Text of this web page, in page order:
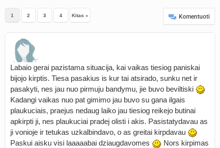
1 2 3 4 Kitas » Komentuoti
Labaio gerai pazistama situacija, kai vaikas tiesiog paniskai
bijojo kirptis. Tiesa pasakius is kur tai atsirado, sunku net ir
pasakyti, nes jau nuo pirmuju bandymu, jie buvo beviltiski
Kadangi vaikas nuo pat gimimo jau buvo su gana ilgais
plaukuciais, praejus nedaug laiko jau tiesiog reikejo butinai
apkirpti ji, nes plaukuciai pradej olisti i akis. Pasistatydavau as
ji vonioje ir tetukas uzkalbindavo, o as greitai kirpdavau
Paskui aisku visi laaaaabai dziaugdavomes
Nors kirpimas